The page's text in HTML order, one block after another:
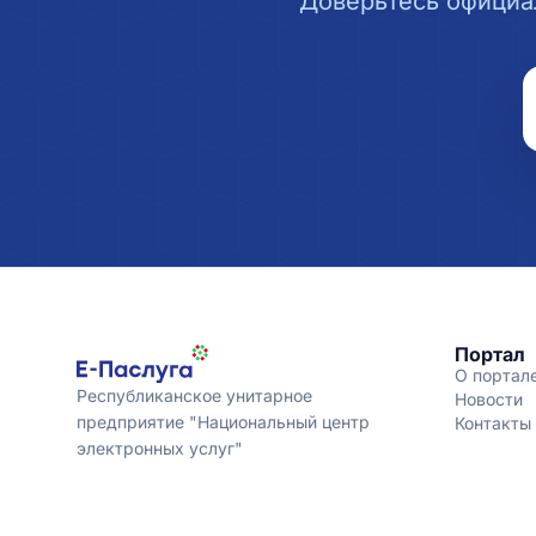
Республиканское унитарное
предприятие "Национальный центр
электронных услуг"
Портал
О
Новости
Контакты